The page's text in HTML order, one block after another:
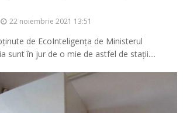
22 noiembrie 2021 13:51
de EcoInteligența de Ministerul
sunt în jur de o mie de astfel de stații....